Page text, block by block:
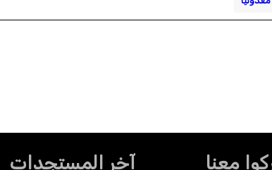
معنا آخر المستجدات